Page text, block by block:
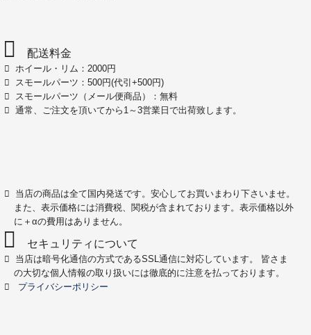
配送料金
ホイール・リム：2000円
スモールパーツ：500円(代引+500円)
スモールパーツ（メール便商品）：無料
通常、ご注文を頂いてから1～3営業日で出荷致します。
当店の商品は全て国内発送です。安心してお買いまわり下さいませ。
また、表示価格には消費税、関税が含まれております。表示価格以外
に＋αの費用はありません。
セキュリティについて
当店は暗号化通信の方式であるSSL通信に対応しています。 皆さま
の大切な個人情報の取り扱いには徹底的に注意を払っております。
プライバシーポリシー